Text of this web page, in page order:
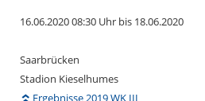
16.06.2020 08:30 Uhr bis 18.06.2020
Saarbrücken
Stadion Kieselhumes
Ergebnisse 2019 WK III